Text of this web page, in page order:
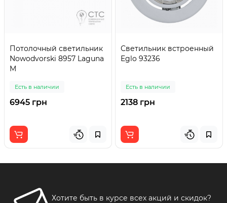
Потолочный светильник
Nowodvorski 8957 Laguna
M
Есть в наличии
6945 грн
Светильник встроенный
Eglo 93236
Есть в наличии
2138 грн
Хотите быть в курсе всех акций и скидок?